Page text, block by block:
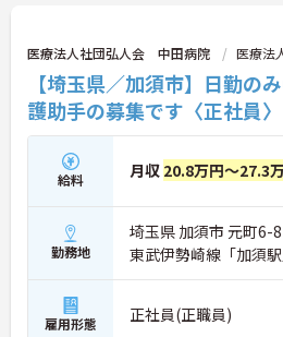
の職場です。介護経験を活かしたい方
をお持ちの方、安定した法人でキャリ
方におすすめです。
★おすすめPOINT★
・生活支援員からスタートし、サービス
やエリアマネージャーへと続く明確な
プの道筋が用意されています。急成長
るためポストも豊富にあり、専門性を
・年間休日114日、残業月平均10時間程
業環境に加え、産前産後休暇や育児休
かりと整備されています。オンとオフ
明確にし、心身ともに充実した状態で
ただけます。
医療法人社団弘人会 中田病院 医療法
【埼玉県／加須市】日勤
護助手の募集です〈正社員〉
給料 月収 20.8万円～27.3
勤務地
埼玉県 加須市 元町6-8
東武伊勢崎線「加須
雇用形態 正社員(正職員)